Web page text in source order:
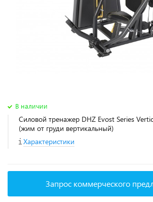
В наличии
Силовой тренажер DHZ Evost Series
(жим от груди вертикальный)
Характеристики
Запрос коммерческого